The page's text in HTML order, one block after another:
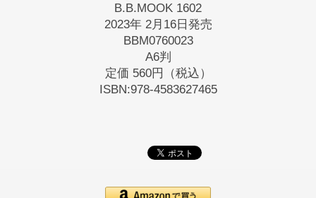
B.B.MOOK 1602
2023年 2月16日発売
BBM0760023
A6判
定価 560円（税込）
ISBN:978-4583627465